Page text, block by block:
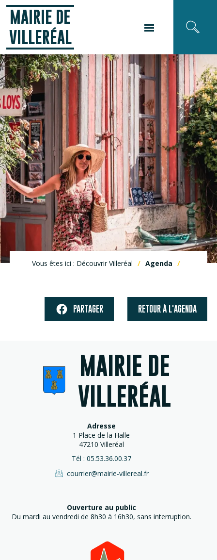
MAIRIE DE
VILLERÉAL
Vous êtes ici : Découvrir Villeréal Agenda
PARTAGER RETOUR À L'AGENDA
MAIRIE DE
VILLERÉAL
Adresse
1 Place de la Halle
47210 Villeréal
Tél : 05.53.36.00.37
courrier@mairie-villereal.fr
Ouverture au public
Du mardi au vendredi de 8h30 à 16h30, sans interruption.
Panneau de gestion des cookies